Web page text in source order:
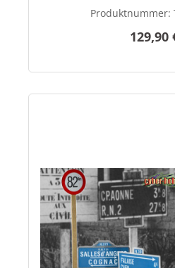
Produktnummer:
129,90